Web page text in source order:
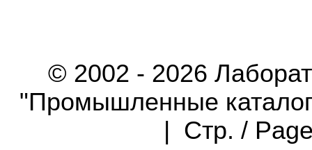
© 2002 - 2026
"Промышленные
| Стр. /